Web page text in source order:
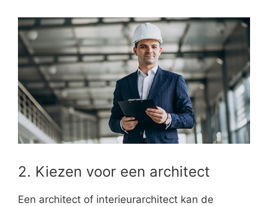
2. Kiezen voor een architect
Een architect of interieurarchitect kan de